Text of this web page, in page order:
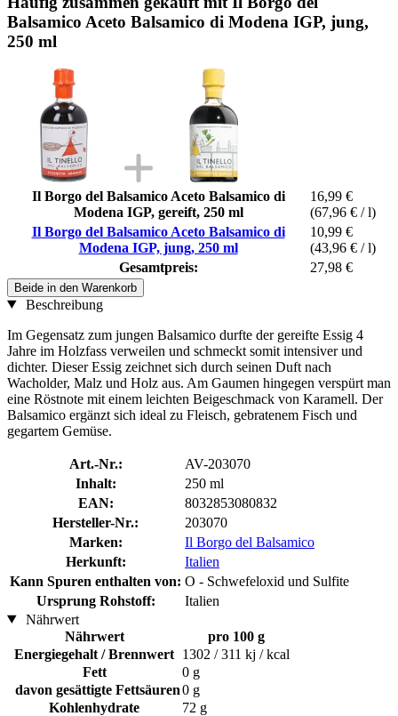
Balsamico Aceto Balsamico di Modena IGP, jung,
250 ml
Il Borgo del Balsamico Aceto Balsamico di
Modena IGP, gereift, 250 ml
16,99 €
(67,96 € / l)
Il Borgo del Balsamico Aceto Balsamico di
Modena IGP, jung, 250 ml
10,99 €
(43,96 € / l)
Gesamtpreis:
27,98 €
Beide in den Warenkorb
Beschreibung
Im Gegensatz zum jungen Balsamico durfte der gereifte Essig 4
Jahre im Holzfass verweilen und schmeckt somit intensiver und
dichter. Dieser Essig zeichnet sich durch seinen Duft nach
Wacholder, Malz und Holz aus. Am Gaumen hingegen verspürt man
eine Röstnote mit einem leichten Beigeschmack von Karamell. Der
Balsamico ergänzt sich ideal zu Fleisch, gebratenem Fisch und
gegartem Gemüse.
Art.-Nr.:
AV-203070
Inhalt:
250 ml
EAN:
8032853080832
Hersteller-Nr.:
203070
Marken:
Il Borgo del Balsamico
Herkunft:
Italien
Kann Spuren enthalten von: O - Schwefeloxid und Sulfite
Ursprung Rohstoff:
Italien
Nährwert
Nährwert
pro 100 g
Energiegehalt / Brennwert 1302 / 311 kj / kcal
Fett
0 g
davon gesättigte Fettsäuren0 g
Kohlenhydrate
72 g